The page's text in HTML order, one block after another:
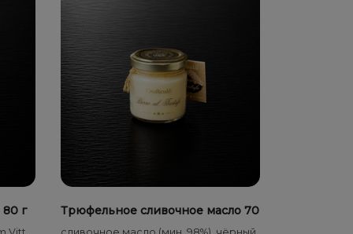
г
Трюфельное сливочное масло 70
г